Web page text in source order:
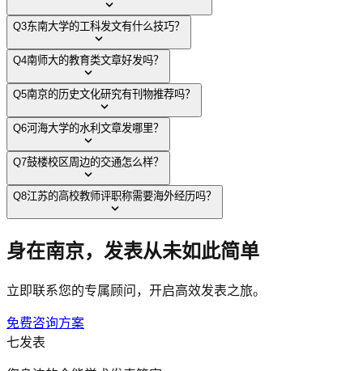
Q3东南大学的工科发文有什么技巧？
Q4南师大的教育类文章好发吗？
Q5南京的历史文化研究有刊物推荐吗？
Q6河海大学的水利文章发哪里？
Q7鼓楼校区周边的交通怎么样？
Q8江苏的高校教师评职称需要海外经历吗？
身在南京，发表从未如此简单
立即联系您的专属顾问，开启高效发表之旅。
免费咨询方案
七发表